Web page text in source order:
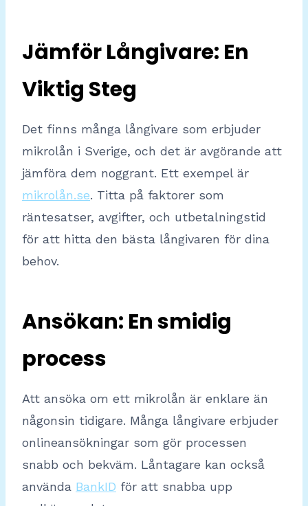
Jämför Långivare: En
Viktig Steg
Det finns många långivare som erbjuder
mikrolån i Sverige, och det är avgörande att
jämföra dem noggrant. Ett exempel är
mikrolån.se. Titta på faktorer som
räntesatser, avgifter, och utbetalningstid
för att hitta den bästa långivaren för dina
behov.
Ansökan: En smidig
process
Att ansöka om ett mikrolån är enklare än
någonsin tidigare. Många långivare erbjuder
onlineansökningar som gör processen
snabb och bekväm. Låntagare kan också
använda BankID för att snabba upp